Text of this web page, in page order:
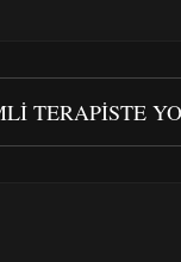
TERAPISTE